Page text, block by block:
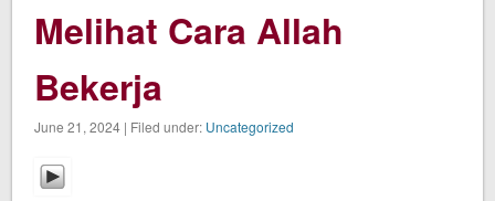
Melihat Cara Allah
Bekerja
June 21, 2024 | Filed under: Uncategorized